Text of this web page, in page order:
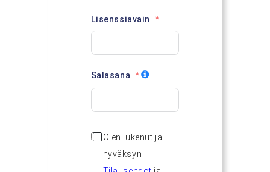
Lisenssiavain
Salasana
Olen lukenut ja
hyväksyn